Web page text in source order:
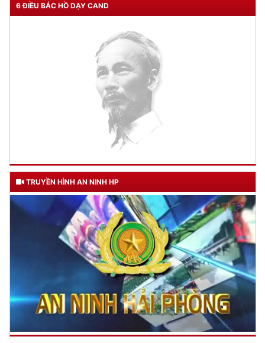
6 ĐIỀU BÁC HỒ DẠY CAND
TƯ CÁCH
NGƯỜI CÔNG AN CÁCH MỆNH LÀ:
Đối với tự mình, phải
CẦN, KIỆM, LIÊM, CHÍNH
THÂN ÁI GIÚP ĐỠ
TRUYỀN HÌNH AN NINH HP